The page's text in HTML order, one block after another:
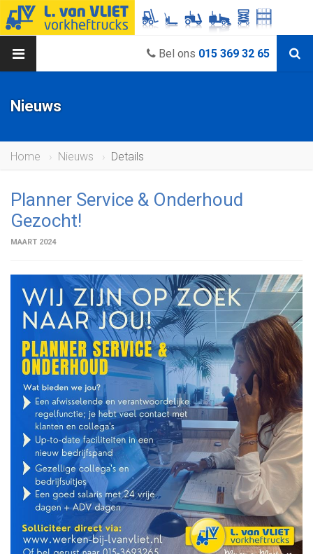
Bel ons 015 369 32 65
Nieuws
Home Nieuws Details
Planner Service & Onderhoud
Gezocht!
MAART 2024